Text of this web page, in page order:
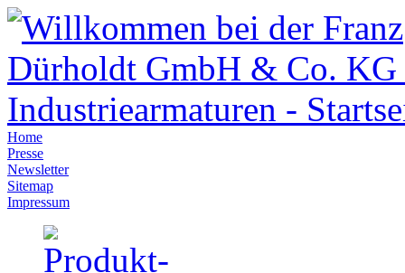
Home
Presse
Newsletter
Sitemap
Impressum